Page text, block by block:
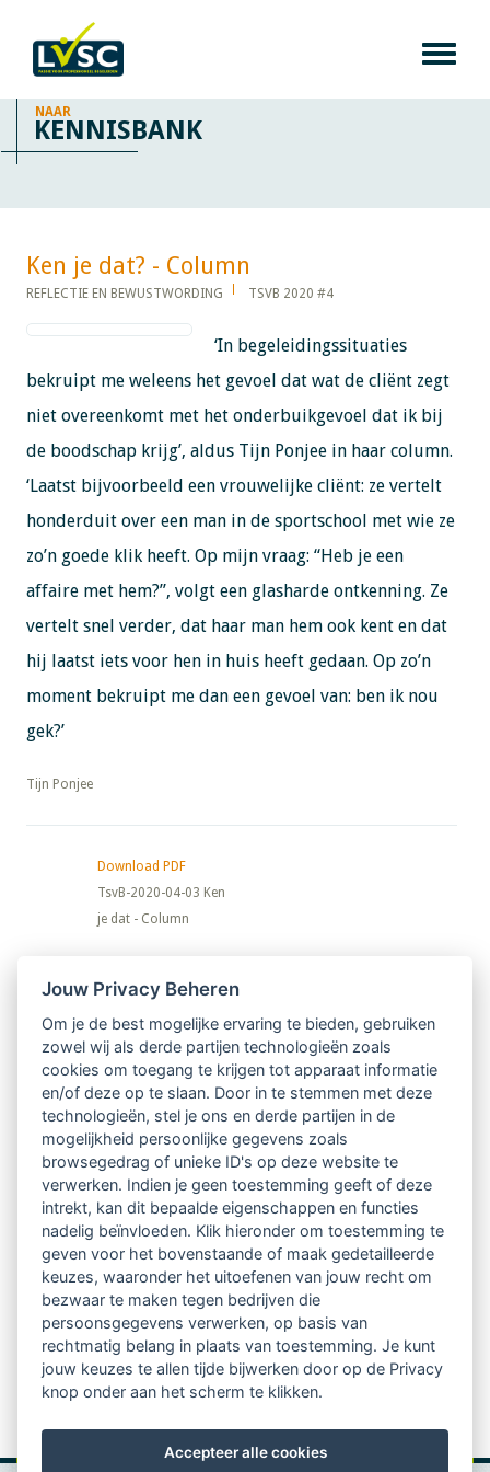
NAAR
KENNISBANK
Ken je dat? - Column​​​​​​
REFLECTIE EN BEWUSTWORDING TSVB 2020 #4
‘In begeleidingssituaties
bekruipt me weleens het gevoel dat wat de cliënt zegt
niet overeenkomt met het onderbuikgevoel dat ik bij
de boodschap krijg’, aldus Tijn Ponjee in haar column.
‘Laatst bijvoorbeeld een vrouwelijke cliënt: ze vertelt
honderduit over een man in de sportschool met wie ze
zo’n goede klik heeft. Op mijn vraag: “Heb je een
affaire met hem?”, volgt een glasharde ontkenning. Ze
vertelt snel verder, dat haar man hem ook kent en dat
hij laatst iets voor hen in huis heeft gedaan. Op zo’n
moment bekruipt me dan een gevoel van: ben ik nou
gek?’
​​​​​​​Tijn Ponjee
Download PDF
TsvB-2020-04-03 Ken
je dat - Column
Nieuwsbrief
Ontvang 10 x per jaar de LVSC-
relatienieuwsbrief met o.a.:
vrij toegankelijke TsvB-artikelen
nieuws op het vlak van professioneel
begeleiden
informatie over LVSC-activiteiten
Aanmelden nieuwsbrief
Jouw Privacy Beheren
Om je de best mogelijke ervaring te bieden, gebruiken
zowel wij als derde partijen technologieën zoals
cookies om toegang te krijgen tot apparaat informatie
en/of deze op te slaan. Door in te stemmen met deze
technologieën, stel je ons en derde partijen in de
mogelijkheid persoonlijke gegevens zoals
browsegedrag of unieke ID's op deze website te
verwerken. Indien je geen toestemming geeft of deze
intrekt, kan dit bepaalde eigenschappen en functies
nadelig beïnvloeden. Klik hieronder om toestemming te
geven voor het bovenstaande of maak gedetailleerde
keuzes, waaronder het uitoefenen van jouw recht om
bezwaar te maken tegen bedrijven die
persoonsgegevens verwerken, op basis van
rechtmatig belang in plaats van toestemming. Je kunt
jouw keuzes te allen tijde bijwerken door op de Privacy
knop onder aan het scherm te klikken.
Accepteer alle cookies